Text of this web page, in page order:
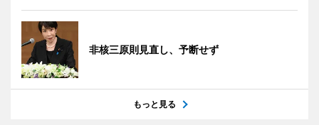
非核三原則見直し、予断せず
もっと見る